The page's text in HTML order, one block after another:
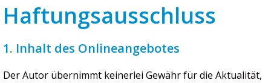
Haftungsausschluss
1. Inhalt des Onlineangebotes
Der Autor übernimmt keinerlei Gewähr für die Aktualität,